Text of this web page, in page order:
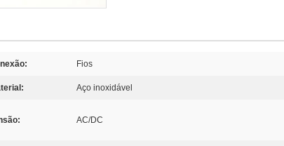
Fios
Aço inoxidável
AC/DC